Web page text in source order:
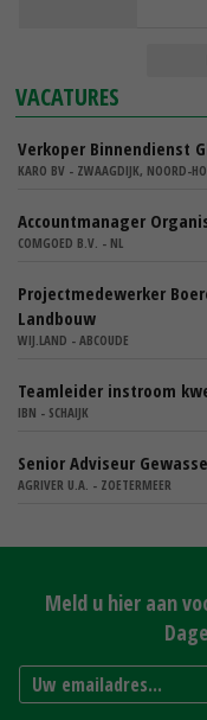
VACATURES
Verkoper Binnendienst
KARO BV - ZWAAGDIJK, NOORD-
Accountmanager
COMGOED B.V. - NL
Projectmedewerker
Landbouw
WIJ.LAND - ABCOUDE
Teamleider instroom
IBN - SCHAIJK
Senior Adviseur
AGRIVER U.A. - ZOETERMEER
Meld u hier aan